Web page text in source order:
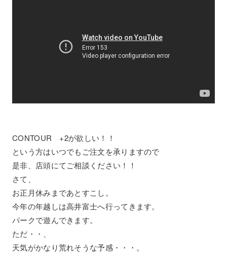
CONTOUR +2が欲しい！！
という方はいつでもご注文を承りますので
是非、店頭にてご相談ください！！
さて、
お正月休みまであとすこし。
今年の年越しは高井富士へ行ってきます。
パークで遊んできます。
ただ・・、
天気がかなり荒れそうな予感・・・。